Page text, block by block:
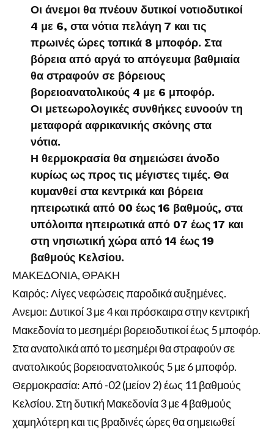
Οι άνεμοι θα πνέουν δυτικοί νοτιοδυτικοί
4 με 6, στα νότια πελάγη 7 και τις
πρωινές ώρες τοπικά 8 μποφόρ. Στα
βόρεια από αργά το απόγευμα βαθμιαία
θα στραφούν σε βόρειους
βορειοανατολικούς 4 με 6 μποφόρ.
Οι μετεωρολογικές συνθήκες ευνοούν τη
μεταφορά αφρικανικής σκόνης στα
νότια.
Η θερμοκρασία θα σημειώσει άνοδο
κυρίως ως προς τις μέγιστες τιμές. Θα
κυμανθεί στα κεντρικά και βόρεια
ηπειρωτικά από 00 έως 16 βαθμούς, στα
υπόλοιπα ηπειρωτικά από 07 έως 17 και
στη νησιωτική χώρα από 14 έως 19
βαθμούς Κελσίου.
ΜΑΚΕΔΟΝΙΑ, ΘΡΑΚΗ
Καιρός: Λίγες νεφώσεις παροδικά αυξημένες.
Ανεμοι: Δυτικοί 3 με 4 και πρόσκαιρα στην κεντρική
Μακεδονία το μεσημέρι βορειοδυτικοί έως 5 μποφόρ.
Στα ανατολικά από το μεσημέρι θα στραφούν σε
ανατολικούς βορειοανατολικούς 5 με 6 μποφόρ.
Θερμοκρασία: Από -02 (μείον 2) έως 11 βαθμούς
Κελσίου. Στη δυτική Μακεδονία 3 με 4 βαθμούς
χαμηλότερη και τις βραδινές ώρες θα σημειωθεί